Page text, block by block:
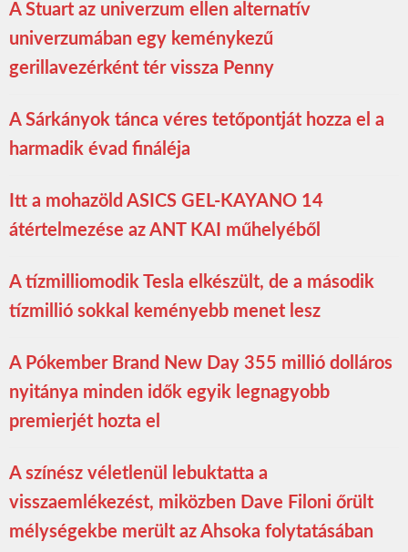
A Stuart az univerzum ellen alternatív
univerzumában egy keménykezű
gerillavezérként tér vissza Penny
A Sárkányok tánca véres tetőpontját hozza el a
harmadik évad fináléja
Itt a mohazöld ASICS GEL-KAYANO 14
átértelmezése az ANT KAI műhelyéből
A tízmilliomodik Tesla elkészült, de a második
tízmillió sokkal keményebb menet lesz
A Pókember Brand New Day 355 millió dolláros
nyitánya minden idők egyik legnagyobb
premierjét hozta el
A színész véletlenül lebuktatta a
visszaemlékezést, miközben Dave Filoni őrült
mélységekbe merült az Ahsoka folytatásában